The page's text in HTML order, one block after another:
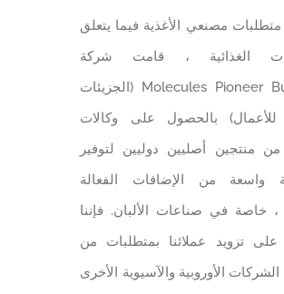
مصنعي الأغذية فيما يتعلق
الغذائية ، قامت شركة
Molecules Pioneer Business (الجزيئات
للأعمال) بالحصول علی وكالات
منتجين أصليين دوليين لتوفير
واسعة من الإضافات الفعالة
، خاصة في صناعات الألبان. فإننا
على تزويد عملائنا بمتطلبات من
الأوروبية والآسيوية الأخرى